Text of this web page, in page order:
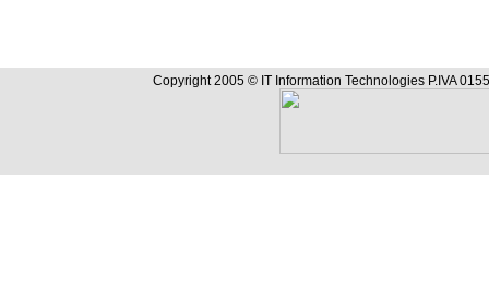
Copyright 2005 © IT Information Technologies P.IVA